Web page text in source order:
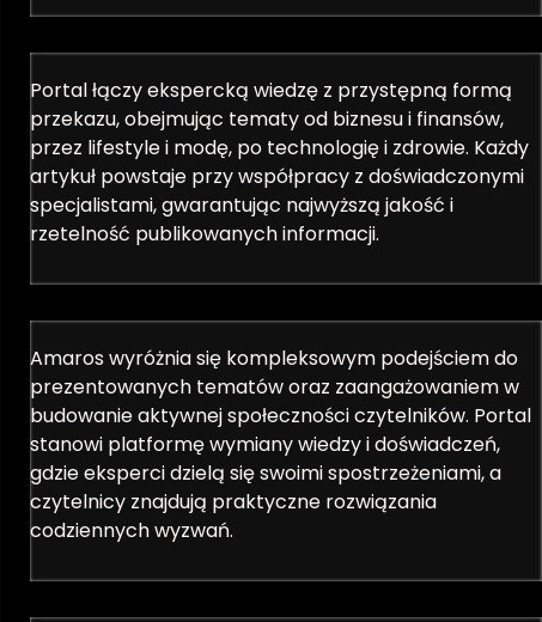
Portal łączy ekspercką wiedzę z przystępną formą
przekazu, obejmując tematy od biznesu i finansów,
przez lifestyle i modę, po technologię i zdrowie. Każdy
artykuł powstaje przy współpracy z doświadczonymi
specjalistami, gwarantując najwyższą jakość i
rzetelność publikowanych informacji.
Amaros wyróżnia się kompleksowym podejściem do
prezentowanych tematów oraz zaangażowaniem w
budowanie aktywnej społeczności czytelników. Portal
stanowi platformę wymiany wiedzy i doświadczeń,
gdzie eksperci dzielą się swoimi spostrzeżeniami, a
czytelnicy znajdują praktyczne rozwiązania
codziennych wyzwań.